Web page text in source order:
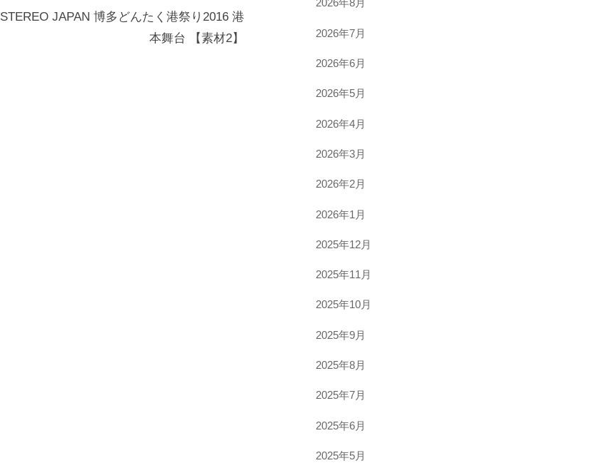
STEREO JAPAN 博多どんたく港祭り2016 港
本舞台 【素材2】
2026年8月
2026年7月
2026年6月
2026年5月
2026年4月
2026年3月
2026年2月
2026年1月
2025年12月
2025年11月
2025年10月
2025年9月
2025年8月
2025年7月
2025年6月
2025年5月